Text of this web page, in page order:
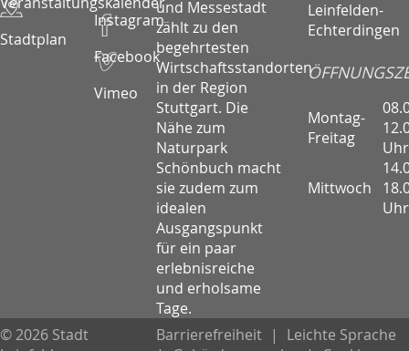
Stadtplan
Instagram
Facebook
Vimeo
und Messestadt
zählt zu den
begehrtesten
Wirtschaftsstandorten
in der Region
Stuttgart. Die
Nähe zum
Naturpark
Schönbuch macht
sie zudem zum
idealen
Ausgangspunkt
für ein paar
erlebnisreiche
und erholsame
Tage.
Leinfelden-
Echterdingen
Montag-
Freitag
Uhr
Mittwoch
Uhr
© 2026 Stadt
Barrierefreiheit |
Leichte Sprache